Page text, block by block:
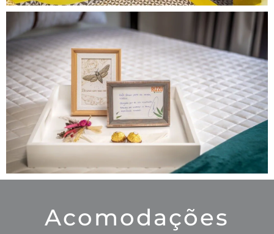
Acomodações